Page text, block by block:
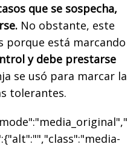
que se sospecha,
No obstante, este
porque está marcando
y debe prestarse
se usó para marcar la
tolerantes.